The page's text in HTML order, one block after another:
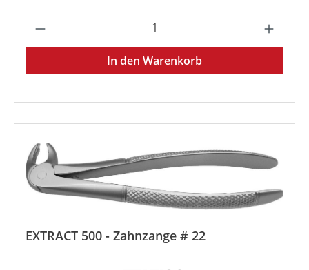
Produkt Anzahl: Gib den
In den Warenkorb
EXTRACT 500 - Zahnzange # 22